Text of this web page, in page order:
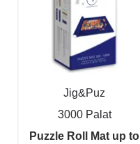
Jig&Puz
3000 Palat
Puzzle Roll Mat up to